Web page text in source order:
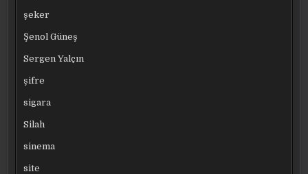
şeker
Şenol Güneş
Sergen Yalçın
şifre
sigara
Silah
sinema
site